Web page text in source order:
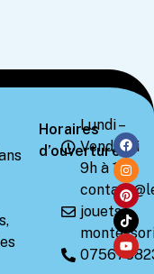
Horaires
d’ouverture
Lundi –
Vendredi
9h à 18h
jouets-